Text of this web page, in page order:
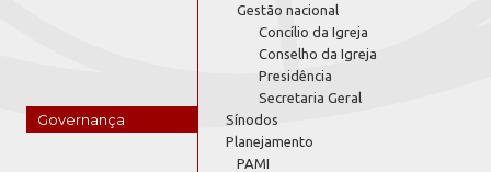
Governança
Gestão nacional
Concílio da Igreja
Conselho da Igreja
Presidência
Secretaria Geral
Sínodos
Planejamento
PAMI